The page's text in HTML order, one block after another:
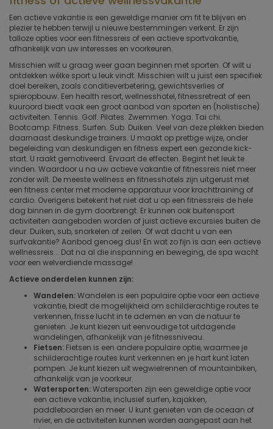
Een actieve vakantie is een geweldige manier om fit te blijven en
plezier te hebben terwijl u nieuwe bestemmingen verkent. Er zijn
talloze opties voor een fitnessreis of een actieve sportvakantie,
afhankelijk van uw interesses en voorkeuren.
Misschien wilt u graag weer gaan beginnen met sporten. Of wilt u
ontdekken wélke sport u leuk vindt. Misschien wilt u juist een specifiek
doel bereiken, zoals conditieverbetering, gewichtsverlies of
spieropbouw. Een health resort, wellnesshotel, fitnessretreat of een
kuuroord biedt vaak een groot aanbod van sporten en (holistische)
activiteiten. Tennis. Golf. Pilates. Zwemmen. Yoga. Tai chi.
Bootcamp. Fitness. Surfen. Sub. Duiken. Veel van deze plekken bieden
daarnaast deskundige trainers. U maakt op prettige wijze, onder
begeleiding van deskundigen en fitness expert een gezonde kick-
start. U raakt gemotiveerd. Ervaart de effecten. Begint het leuk te
vinden. Waardoor u na uw actieve vakantie of fitnessreis niet meer
zonder wilt. De meeste wellness en fitnesshotels zijn uitgerust met
een fitness center met moderne apparatuur voor krachttraining of
cardio. Overigens betekent het niet dat u op een fitnessreis de hele
dag binnen in de gym doorbrengt. Er kunnen ook buitensport
activiteiten aangeboden worden of juist actieve excursies buiten de
deur. Duiken, sub, snorkelen of zeilen. Of wat dacht u van een
surfvakantie? Aanbod genoeg dus! En wat zo fijn is aan een actieve
wellnessreis... Dat na al die inspanning en beweging, de spa wacht
voor een welverdiende massage!
Actieve onderdelen kunnen zijn:
Wandelen:Wandelen is een populaire optie voor een actieve
vakantie, biedt de mogelijkheid om schilderachtige routes te
verkennen, frisse lucht in te ademen en van de natuur te
genieten. Je kunt kiezen uit eenvoudige tot uitdagende
wandelingen, afhankelijk van je fitnessniveau.
Fietsen: Fietsen is een andere populaire optie, waarmee je
schilderachtige routes kunt verkennen en je hart kunt laten
pompen. Je kunt kiezen uit wegwielrennen of mountainbiken,
afhankelijk van je voorkeur.
Watersporten:Watersporten zijn een geweldige optie voor
een actieve vakantie, inclusief surfen, kajakken,
paddleboarden en meer. U kunt genieten van de oceaan of
rivier, en de activiteiten kunnen worden aangepast aan het